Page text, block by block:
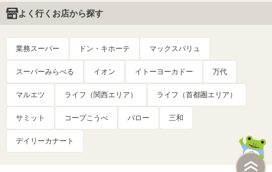
よく行くお店から探す
業務スーパー ドン・キホーテ マックスバリュ
スーパーみらべる イオン イトーヨーカドー 万代
マルエツ ライフ（関西エリア） ライフ（首都圏エリア）
サミット コープこうべ バロー 三和
デイリーカナート